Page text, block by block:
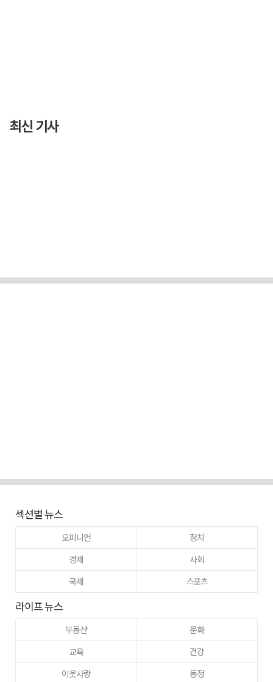
최신 기사
섹션별 뉴스
오피니언
정치
경제
사회
국제
스포츠
라이프 뉴스
부동산
문화
교육
건강
이웃사랑
동정